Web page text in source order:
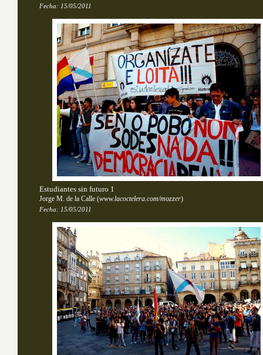
Fecha: 15/05/2011
Estudiantes sin futuro 1
Jorge M. de la Calle (www.lacoctelera.com/mozzer)
Fecha: 15/05/2011